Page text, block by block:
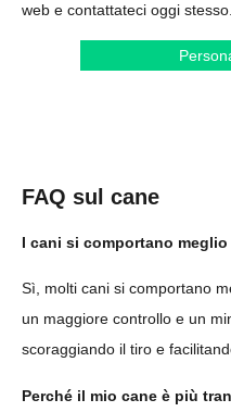
web e contattateci oggi stesso.
FAQ sul cane
I cani si comportano
Sì, molti cani si comportano
un maggiore controllo e un
scoraggiando il tiro e
Perché il mio cane è più